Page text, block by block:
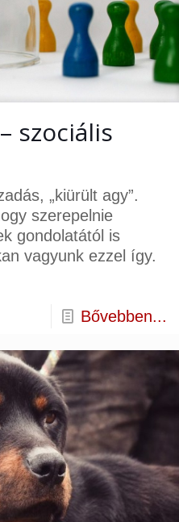
szociális
„kiürült agy”.
szerepelnie
gondolatától is
vagyunk ezzel így.
Bővebben...